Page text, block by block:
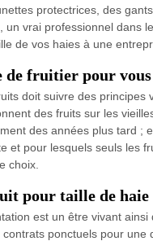
protectrices, des
un vrai professionnel dans
de vos haies à une
de fruitier pour vous
doit suivre des
des fruits sur les
des années plus tard ;
et pour lesquels seuls les
choix.
pour taille de haie
est un être vivant
ponctuels pour